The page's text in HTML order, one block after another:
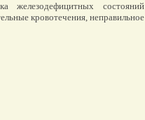
железодефицитных состояний
кровотечения, неправильное